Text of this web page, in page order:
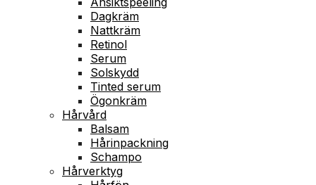
Dagkräm
Nattkräm
Retinol
Serum
Solskydd
Tinted serum
Ögonkräm
Hårvård
Balsam
Hårinpackning
Schampo
Hårverktyg